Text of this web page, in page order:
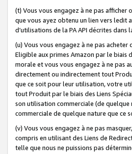
(t) Vous vous engagez à ne pas
que vous ayez obtenu un lien vers ledit
d’utilisations de la PA API décrites dans
(u) Vous vous engagez à ne pas
Eligible aux primes Amazon par le biais
morale et vous vous engagez à ne pas
directement ou indirectement tout
que ce soit pour leur utilisation, votre
tout Produit par le biais des Liens
son utilisation commerciale (de
commerciale de quelque nature que ce
(v) Vous vous engagez à ne pas
compris en utilisant des Liens de
telle que nous ne puissions pas